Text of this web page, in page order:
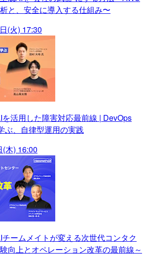
と、安全に導入する仕組み〜
(火) 17:30
を活用した障害対応最前線 | DevOps
ぶ、自律型運用の実践
木) 16:00
チームメイトが変える次世代コンタク
向上とオペレーション改革の最前線～